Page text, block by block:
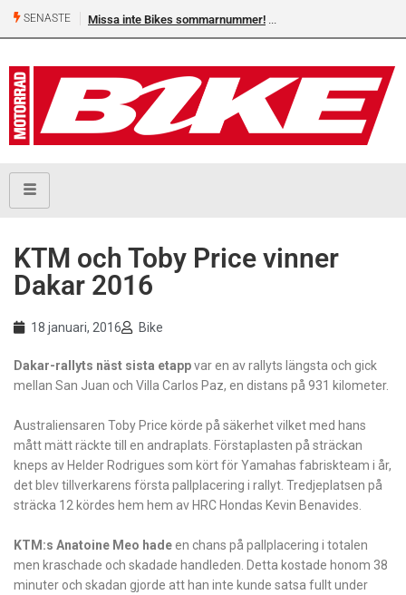
SENASTE Missa inte Bikes sommarnummer!
KTM och Toby Price vinner
Dakar 2016
18 januari, 2016 Bike
Dakar-rallyts näst sista etappvar en av rallyts längsta och gick
mellan San Juan och Villa Carlos Paz, en distans på 931 kilometer.
Australiensaren Toby Price körde på säkerhet vilket med hans
mått mätt räckte till en andraplats. Förstaplasten på sträckan
kneps av Helder Rodrigues som kört för Yamahas fabriskteam i år,
det blev tillverkarens första pallplacering i rallyt. Tredjeplatsen på
sträcka 12 kördes hem hem av HRC Hondas Kevin Benavides.
KTM:s Anatoine Meo hadeen chans på pallplacering i totalen
men kraschade och skadade handleden. Detta kostade honom 38
minuter och skadan gjorde att han inte kunde satsa fullt under